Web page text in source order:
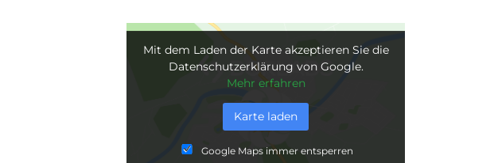
Mit dem Laden der Karte akzeptieren Sie die
Datenschutzerklärung von Google.
Mehr erfahren
Karte laden
Google Maps immer entsperren